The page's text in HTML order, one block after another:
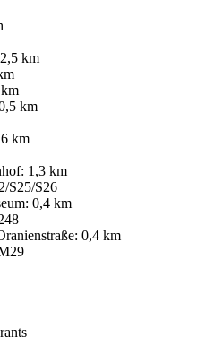
km
km
km
1,3 km
S25/S26
0,4 km
0,4 km